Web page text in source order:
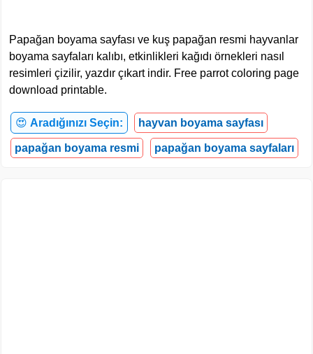
Papağan boyama sayfası ve kuş papağan resmi hayvanlar
boyama sayfaları kalıbı, etkinlikleri kağıdı örnekleri nasıl
resimleri çizilir, yazdır çıkart indir. Free parrot coloring page
download printable.
😍 Aradığınızı Seçin: hayvan boyama sayfası
papağan boyama resmi papağan boyama sayfaları